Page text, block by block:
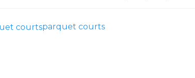
parquet courts